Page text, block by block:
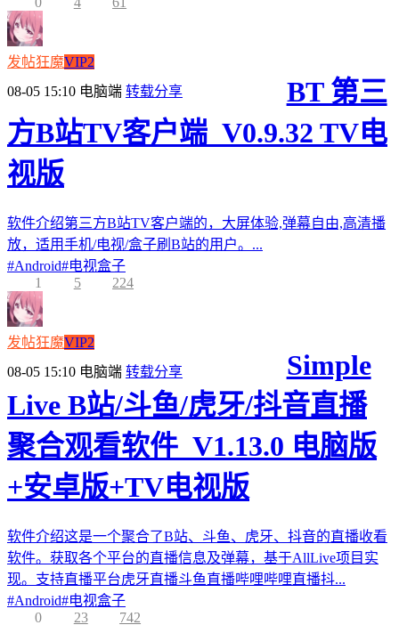
发帖狂魔VIP2
08-05 15:10 电脑端 转载分享
BT 第三
方B站TV客户端_V0.9.32 TV电
视版
软件介绍第三方B站TV客户端的，大屏体验,弹幕自由,高清播
放，适用手机/电视/盒子刷B站的用户。...
#Android#电视盒子
1
5 224
发帖狂魔VIP2
08-05 15:10 电脑端 转载分享
Simple
Live B站/斗鱼/虎牙/抖音直播
聚合观看软件_V1.13.0 电脑版
+安卓版+TV电视版
软件介绍这是一个聚合了B站、斗鱼、虎牙、抖音的直播收看
软件。获取各个平台的直播信息及弹幕，基于AllLive项目实
现。支持直播平台虎牙直播斗鱼直播哔哩哔哩直播抖...
#Android#电视盒子
0
23 742